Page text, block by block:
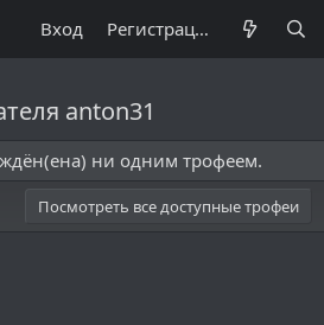
Вход Регистрация
anton31
ни одним трофеем.
Посмотреть все доступные трофеи